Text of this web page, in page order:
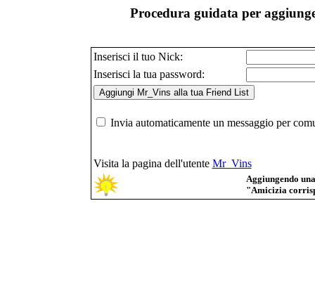
Procedura guidata per
Inserisci il tuo Nick:
Inserisci la tua password:
Invia automaticamente un messaggio per
Visita la pagina dell'utente Mr_Vins
Aggiungendo
"Amicizia